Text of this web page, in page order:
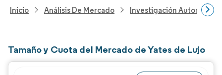
Inicio Análisis De Mercado Investigación Automotriz
Tamaño y Cuota del Mercado de Yates de Lujo